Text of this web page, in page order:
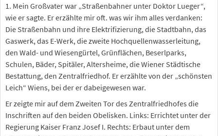
1. Mein Großvater war „Straßenbahner unter Doktor Lueger“,
wie er sagte. Er erzählte mir oft. was wir ihm alles verdanken:
Die Straßenbahn und ihre Elektrifizierung, die Stadtbahn, das
Gaswerk, das E-Werk, die zweite Hochquellenwasserleitung,
den Wald- und Wiesengürtel, Grünflächen, Beserlparks,
Schulen, Bäder, Spitäler, Altersheime, die Wiener Städtische
Bestattung, den Zentralfriedhof. Er erzählte von der „schönsten
Leich“ Wiens, bei der er dabeigewesen war.
Er zeigte mir auf dem Zweiten Tor des Zentralfriedhofes die
Inschriften auf den beiden Obelisken. Links: Errichtet unter der
Regierung Kaiser Franz Josef I. Rechts: Erbaut unter dem